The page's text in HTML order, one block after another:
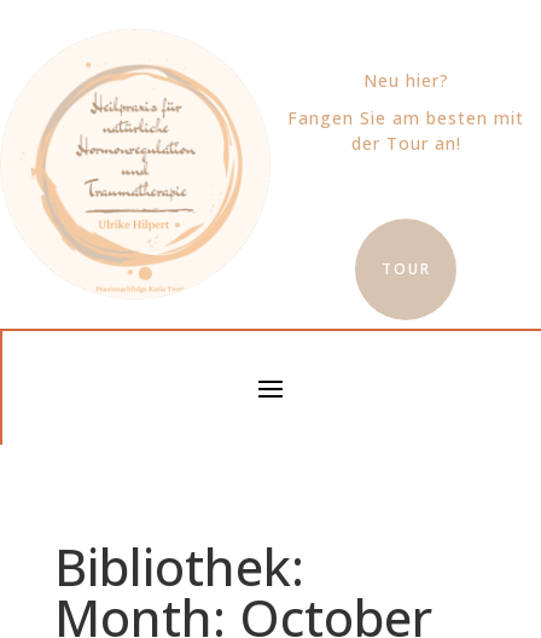
Neu hier?
Fangen Sie am besten mit
der Tour an!
TOUR
Bibliothek:
Month: October